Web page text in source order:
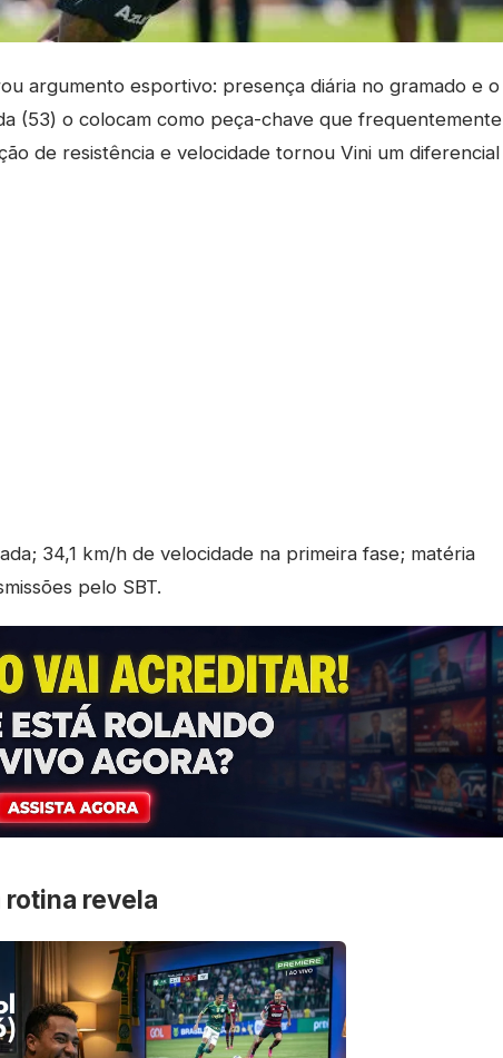
argumento esportivo: presença diária no gramado e o
(53) o colocam como peça-chave que frequentemente
de resistência e velocidade tornou Vini um diferencial
34,1 km/h de velocidade na primeira fase; matéria
pelo SBT.
rotina revela